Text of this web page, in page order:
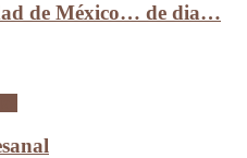
de México… de dia…